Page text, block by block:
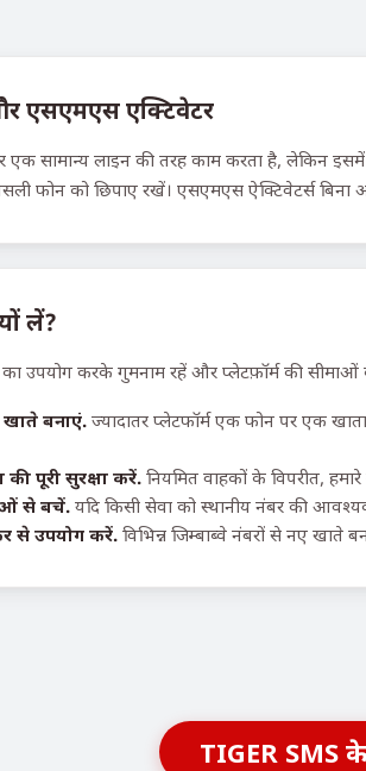
एसएमएस एक्टिवेटर
सामान्य लाइन की तरह काम करता है, लेकिन
फोन को छिपाए रखें। एसएमएस ऐक्टिवेटर्स बिना
लें?
उपयोग करके गुमनाम रहें और प्लेटफ़ॉर्म की सीमाओं
बनाएं. ज्यादातर प्लेटफॉर्म एक फोन पर एक
की पूरी सुरक्षा करें. नियमित वाहकों के विपरीत,
से बचें. यदि किसी सेवा को स्थानीय नंबर की
से उपयोग करें. विभिन्न जिम्बाब्वे नंबरों से नए खाते
TIGER SMS